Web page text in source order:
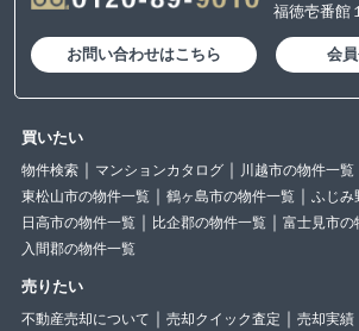
福徳壱番館
お問い合わせはこちら 会
買いたい
物件検索 マンションカタログ 川越市の物件一覧
東松山市の物件一覧
鶴ヶ島市の物件一覧
ふじみ
日高市の物件一覧
比企郡の物件一覧
富士見市の
入間郡の物件一覧
売りたい
不動産売却について 売却クイック査定 売却実績